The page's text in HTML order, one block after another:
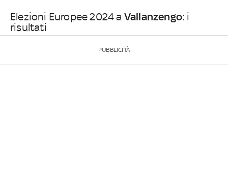
Elezioni Europee 2024 a Vallanzengo: i
risultati
PUBBLICITÀ